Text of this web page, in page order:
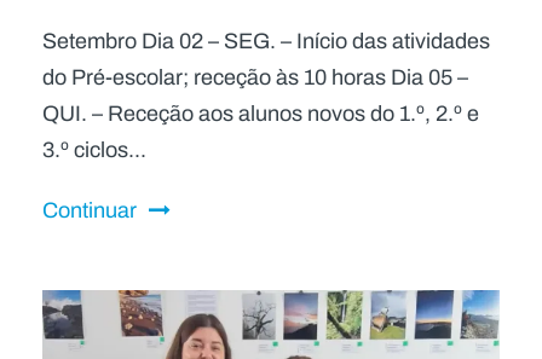
Setembro Dia 02 – SEG. – Início das atividades
do Pré-escolar; receção às 10 horas Dia 05 –
QUI. – Receção aos alunos novos do 1.º, 2.º e
3.º ciclos...
Continuar